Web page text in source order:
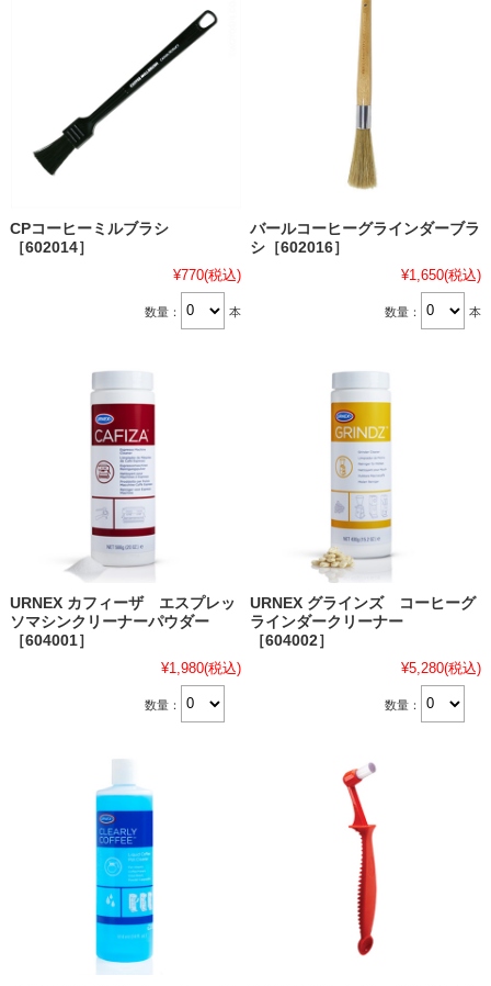
CPコーヒーミルブラシ
［602014］
¥770(税込)
数量： 本
バールコーヒーグラインダーブラ
シ［602016］
¥1,650(税込)
数量： 本
URNEX カフィーザ エスプレッ
ソマシンクリーナーパウダー
［604001］
¥1,980(税込)
数量：
URNEX グラインズ コーヒーグ
ラインダークリーナー
［604002］
¥5,280(税込)
数量：